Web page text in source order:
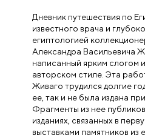
Дневник путешествия по
известного врача и
египтологией
Александра Васильевича
написанный ярким слогом
авторском стиле. Эта
Живаго трудился долгие
ее, так и не была издана
Фрагменты из нее
изданиях, связанных в
выставками памятников из